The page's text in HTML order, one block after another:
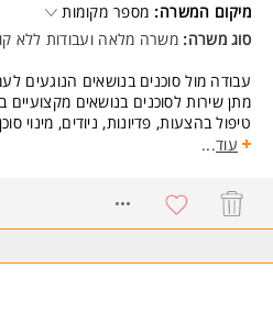
מיקום המשרה: מספר מקומות
סוג משרה: משרה מלאה ועבודות ללא
עבודה מול סוכנים בנושאים הנוגעים
מתן שירות לסוכנים בנושאים מקצועיים
טיפול בהצעות, פדיונות, ניודים, מינוי
סריקות, הקמת בקשות ועוד.
ניסיון מתפקידי שירות ובעבודה מול
תודעת שירות גבוהה ונכונות למתן שירות
-משרה מלאה
עוד...